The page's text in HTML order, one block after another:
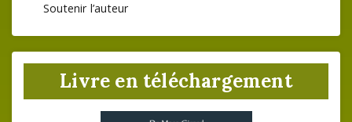
Soutenir l’auteur
Livre en téléchargement